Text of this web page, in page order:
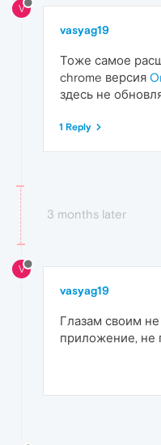
V
vasyag19
Тоже самое
chrome версия
здесь не
1 Reply
3 months later
V
vasyag19
Глазам своим
приложение, не